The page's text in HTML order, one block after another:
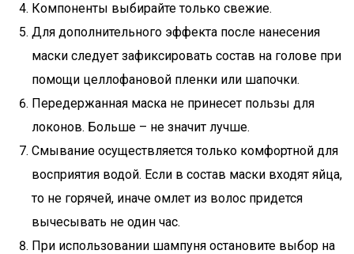
Компоненты выбирайте только свежие.
Для дополнительного эффекта после нанесения
маски следует зафиксировать состав на голове при
помощи целлофановой пленки или шапочки.
Передержанная маска не принесет пользы для
локонов. Больше – не значит лучше.
Смывание осуществляется только комфортной для
восприятия водой. Если в состав маски входят яйца,
то не горячей, иначе омлет из волос придется
вычесывать не один час.
При использовании шампуня остановите выбор на